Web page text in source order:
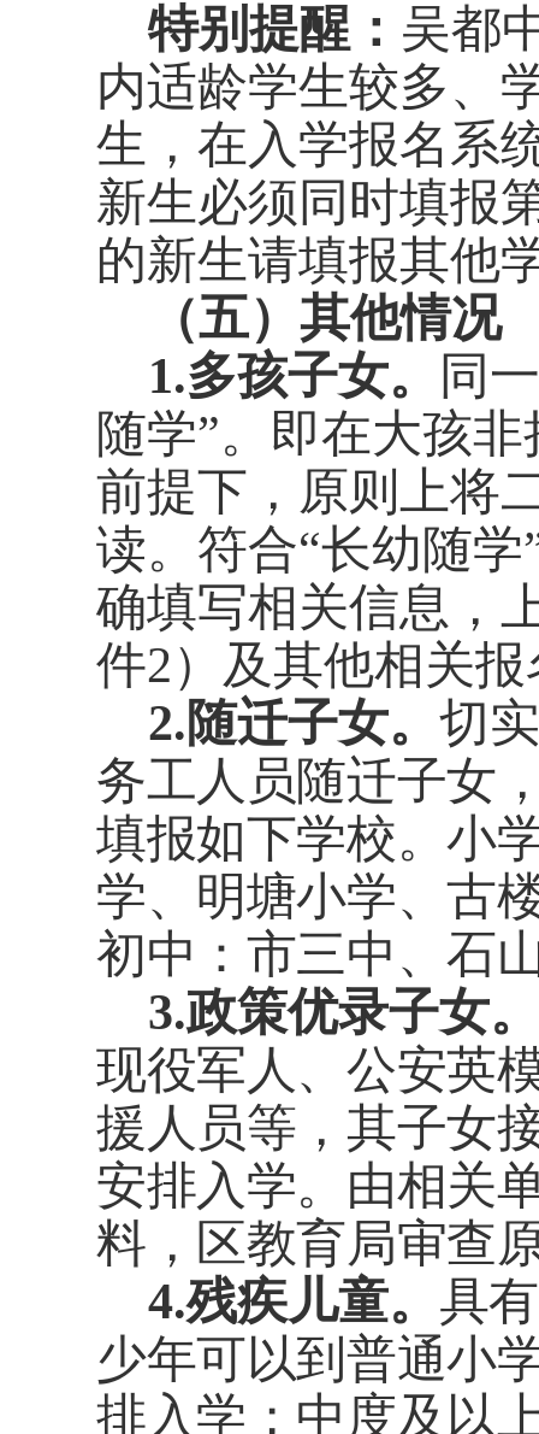
特别提醒： 吴都
内适龄学生较多、
生，在入学报名系
新生必须同时填报
的新生请填报其他
（五）其他情况
1.多孩子女。 同
随学”。即在大孩
前提下，原则上将
读。符合“长幼随
确填写相关信息，
件2）及其他相关
2.随迁子女。 切
务工人员随迁子女
填报如下学校。小
学、明塘小学、古
初中：市三中、石
3.政策优录子女。
现役军人、 公安英
援人员等，其子女
安排入学。由相关
料，区教育局审查
4.残疾儿童。 具
少年可以到普通小
排入学； 中度及以